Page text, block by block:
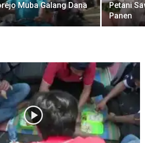
Muba Galang Dana
Petani
Panen